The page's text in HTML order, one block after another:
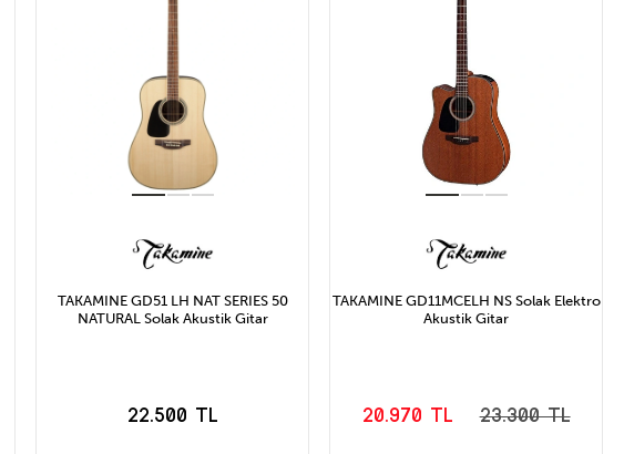
TAKAMINE GD51 LH NAT SERIES 50
NATURAL Solak Akustik Gitar
22.500 TL
TAKAMINE GD11MCELH NS Solak Elektro
Akustik Gitar
20.970 TL 23.300 TL